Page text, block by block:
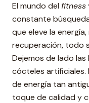
El mundo del fitness
constante
que eleve la
recuperación, todo
Dejemos de lado
cócteles artificiales.
de energía tan
toque de calidad y